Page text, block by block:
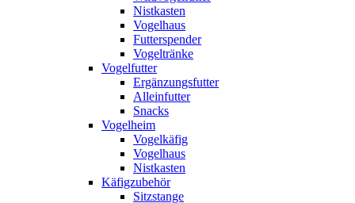
Nistkasten
Vogelhaus
Futterspender
Vogeltränke
Vogelfutter
Ergänzungsfutter
Alleinfutter
Snacks
Vogelheim
Vogelkäfig
Vogelhaus
Nistkasten
Käfigzubehör
Sitzstange